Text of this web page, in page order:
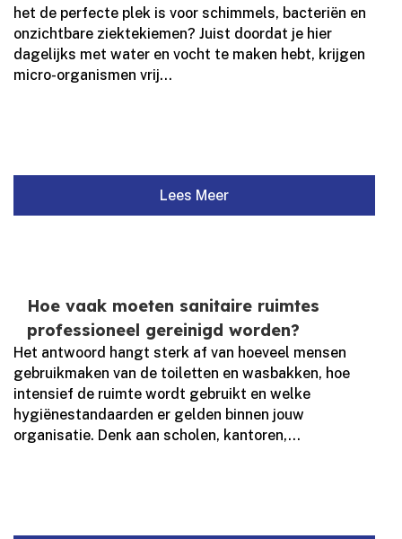
het de perfecte plek is voor schimmels, bacteriën en
onzichtbare ziektekiemen? Juist doordat je hier
dagelijks met water en vocht te maken hebt, krijgen
micro-organismen vrij...
Lees Meer
Hoe vaak moeten sanitaire ruimtes
professioneel gereinigd worden?
Het antwoord hangt sterk af van hoeveel mensen
gebruikmaken van de toiletten en wasbakken, hoe
intensief de ruimte wordt gebruikt en welke
hygiënestandaarden er gelden binnen jouw
organisatie.​ Denk aan scholen, kantoren,...